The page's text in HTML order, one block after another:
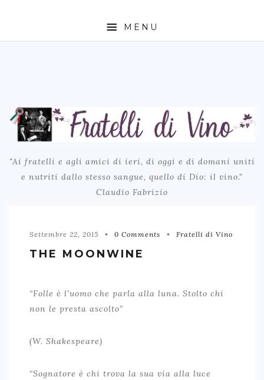
MENU
LINKS
"Ai fratelli e agli amici di ieri, di oggi e di domani uniti
e nutriti dallo stesso sangue, quello di Dio: il vino."
Claudio Fabrizio
Settembre 22, 2015 0 Comments Fratelli di Vino
THE MOONWINE
“Folle è l’uomo che parla alla luna. Stolto chi
non le presta ascolto”
(W. Shakespeare)
“Sognatore è chi trova la sua via alla luce